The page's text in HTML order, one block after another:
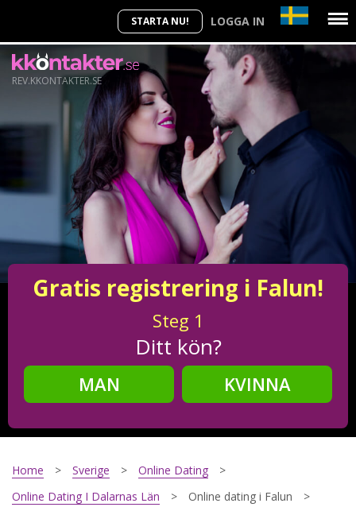
STARTA NU! LOGGA IN
REV.KKONTAKTER.SE
Gratis registrering i Falun!
Steg 1
Ditt kön?
MAN
KVINNA
Steg2
Home Sverige
Online Dating
Online Dating I Dalarnas Län
Online dating i Falun